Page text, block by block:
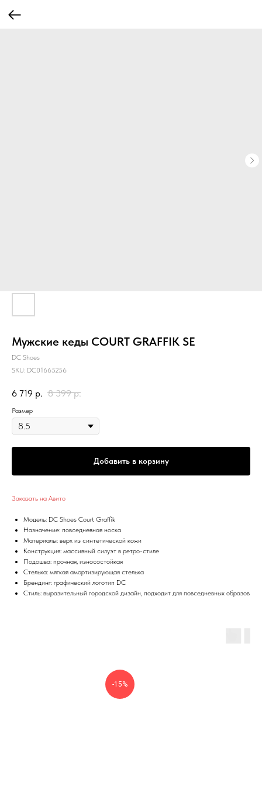
Мужские кеды COURT GRAFFIK SE
DC Shoes
SKU: DC01665256
6 719 р. 8 399 р.
Размер
Добавить в корзину
Заказать на Авито
Модель: DC Shoes Court Graffik
Назначение: повседневная носка
Материалы: верх из синтетической кожи
Конструкция: массивный силуэт в ретро-стиле
Подошва: прочная, износостойкая
Стелька: мягкая амортизирующая стелька
Брендинг: графический логотип DC
Стиль: выразительный городской дизайн, подходит для повседневных образов
-15%